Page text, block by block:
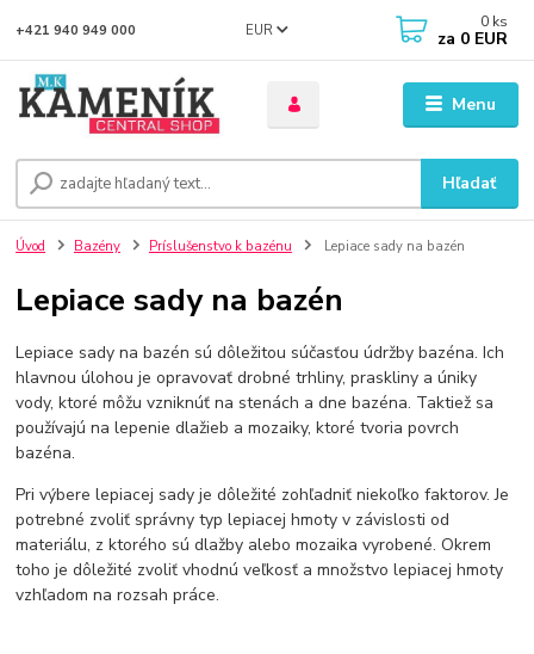
Menu
EUR
Hľadať
+421 940 949 000 0 ks
za 0 EUR
Úvod Bazény Príslušenstvo k bazénu Lepiace sady na bazén
Lepiace sady na bazén
Lepiace sady na bazén sú dôležitou súčasťou údržby bazéna. Ich
hlavnou úlohou je opravovať drobné trhliny, praskliny a úniky
vody, ktoré môžu vzniknúť na stenách a dne bazéna. Taktiež sa
používajú na lepenie dlažieb a mozaiky, ktoré tvoria povrch
bazéna.
Pri výbere lepiacej sady je dôležité zohľadniť niekoľko faktorov. Je
potrebné zvoliť správny typ lepiacej hmoty v závislosti od
materiálu, z ktorého sú dlažby alebo mozaika vyrobené. Okrem
toho je dôležité zvoliť vhodnú veľkosť a množstvo lepiacej hmoty
vzhľadom na rozsah práce.